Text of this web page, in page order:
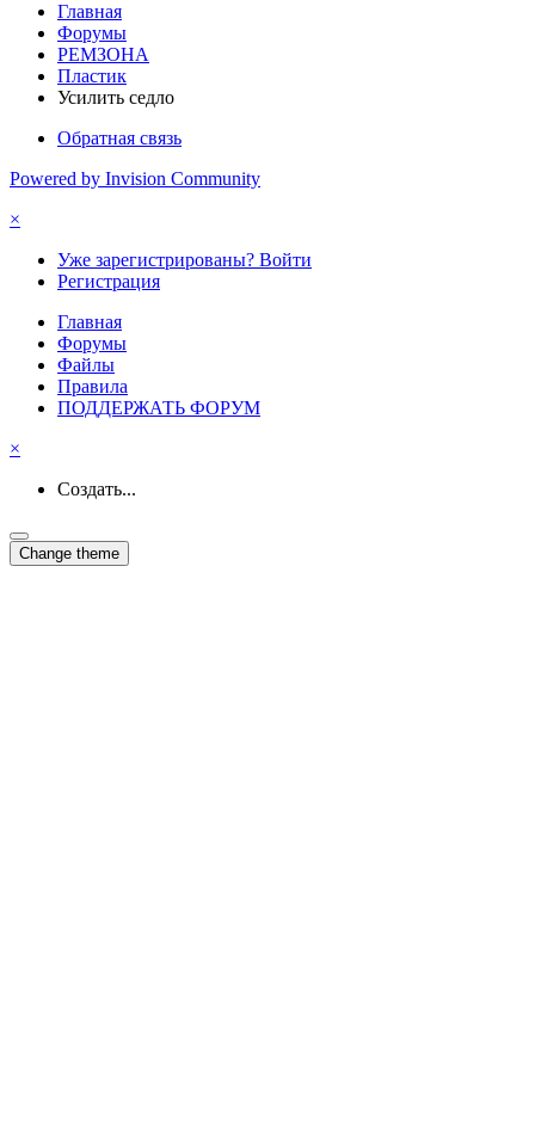
Главная
Форумы
РЕМЗОНА
Пластик
Усилить седло
Обратная связь
Powered by Invision Community
×
Уже зарегистрированы? Войти
Регистрация
Главная
Форумы
Файлы
Правила
ПОДДЕРЖАТЬ ФОРУМ
×
Создать...
Change theme